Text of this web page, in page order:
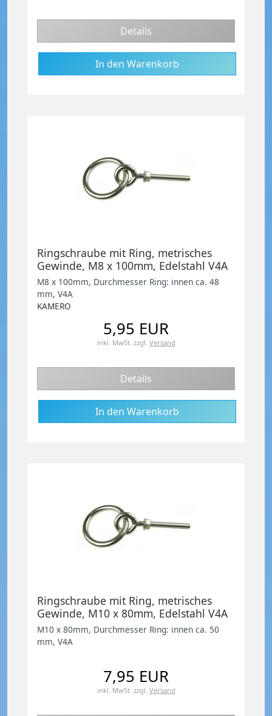
Details
Ringschraube mit Ring, metrisches
Gewinde, M8 x 100mm, Edelstahl V4A
M8 x 100mm, Durchmesser Ring: innen ca. 48
mm, V4A
KAMERO
5,95 EUR
inkl. MwSt. zzgl. Versand
Details
Ringschraube mit Ring, metrisches
Gewinde, M10 x 80mm, Edelstahl V4A
M10 x 80mm, Durchmesser Ring: innen ca. 50
mm, V4A
7,95 EUR
inkl. MwSt. zzgl. Versand